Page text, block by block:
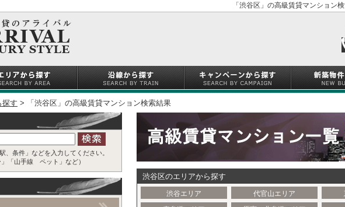
「渋谷区」の高級賃貸マンション
探す 「渋谷区」の高級賃貸マンション検索結果
渋谷区のエリアから探す
渋谷エリア 代官山エリア
、条件」などを入力してください。
「山手線 ペット」など）